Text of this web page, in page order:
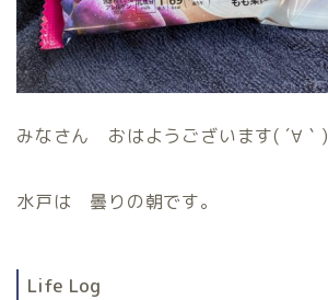
みなさん おはようございます( ´∀｀)
水戸は 曇りの朝です。
Life Log